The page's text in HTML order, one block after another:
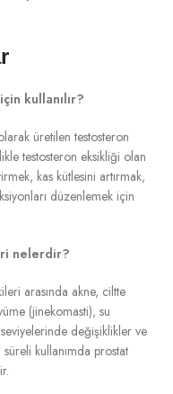
kullanılır?
üretilen testosteron
testosteron eksikliği olan
kas kütlesini artırmak,
düzenlemek için
nelerdir?
arasında akne, ciltte
(jinekomasti), su
değişiklikler ve
kullanımda prostat